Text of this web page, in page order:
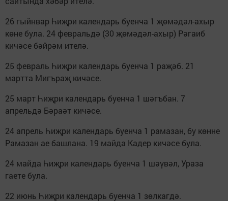
26 гыйнвар Һиҗри календарь буенча 1 җөмәдәл-ахыр
көне була. 24 февральдә (30 җөмәдәл-ахыр) Рәгаиб
кичәсе бәйрәм ителә.
25 февраль Һиҗри календарь буенча 1 раҗәб. 21
мартта Мигъраҗ кичәсе.
25 март Һиҗри календарь буенча 1 шәгъбан. 7
апрельдә Бәраәт кичәсе.
24 апрель Һиҗри календарь буенча 1 рамазан, бу көнне
Рамазан ае башлана. 19 майда Кадер кичәсе була.
24 майда Һиҗри календарь буенча 1 шәүвәл, Ураза
гаете була.
22 июнь Һиҗри календарь буенча 1 зөлкагдә.